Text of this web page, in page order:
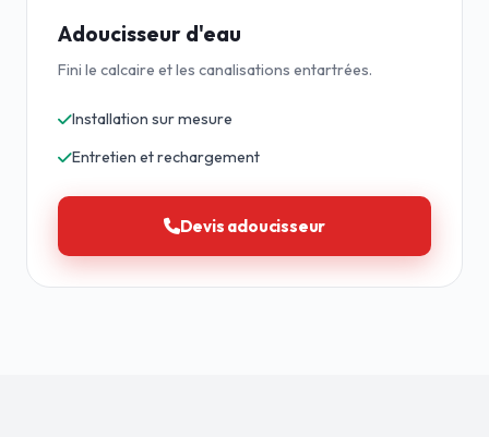
Adoucisseur d'eau
Fini le calcaire et les canalisations entartrées.
Installation sur mesure
Entretien et rechargement
Devis adoucisseur